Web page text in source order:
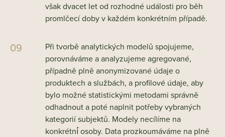
však dvacet let od rozhodné události pro běh
promlčecí doby v každém konkrétním případě.
Při tvorbě analytických modelů spojujeme,
porovnáváme a analyzujeme agregované,
případně plně anonymizované údaje o
produktech a službách, a profilové údaje, aby
bylo možné statistickými metodami správně
odhadnout a poté naplnit potřeby vybraných
kategorií subjektů. Modely necílíme na
konkrétní́ osoby. Data prozkoumáváme na plně